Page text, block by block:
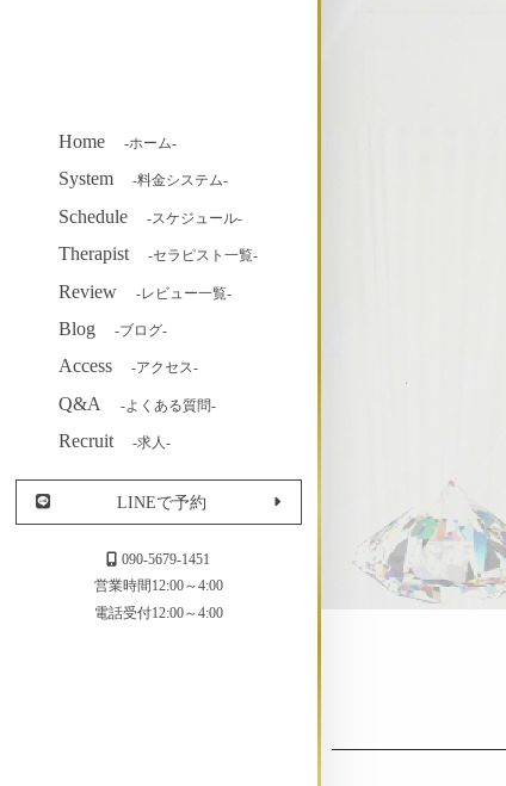
Home -ホーム-
System -料金システム-
Schedule -スケジュール-
Therapist -セラピスト一覧-
Review -レビュー一覧-
Blog -ブログ-
Access -アクセス-
Q&A -よくある質問-
Recruit -求人-
LINEで予約
090-5679-1451
営業時間12:00～4:00
電話受付12:00～4:00